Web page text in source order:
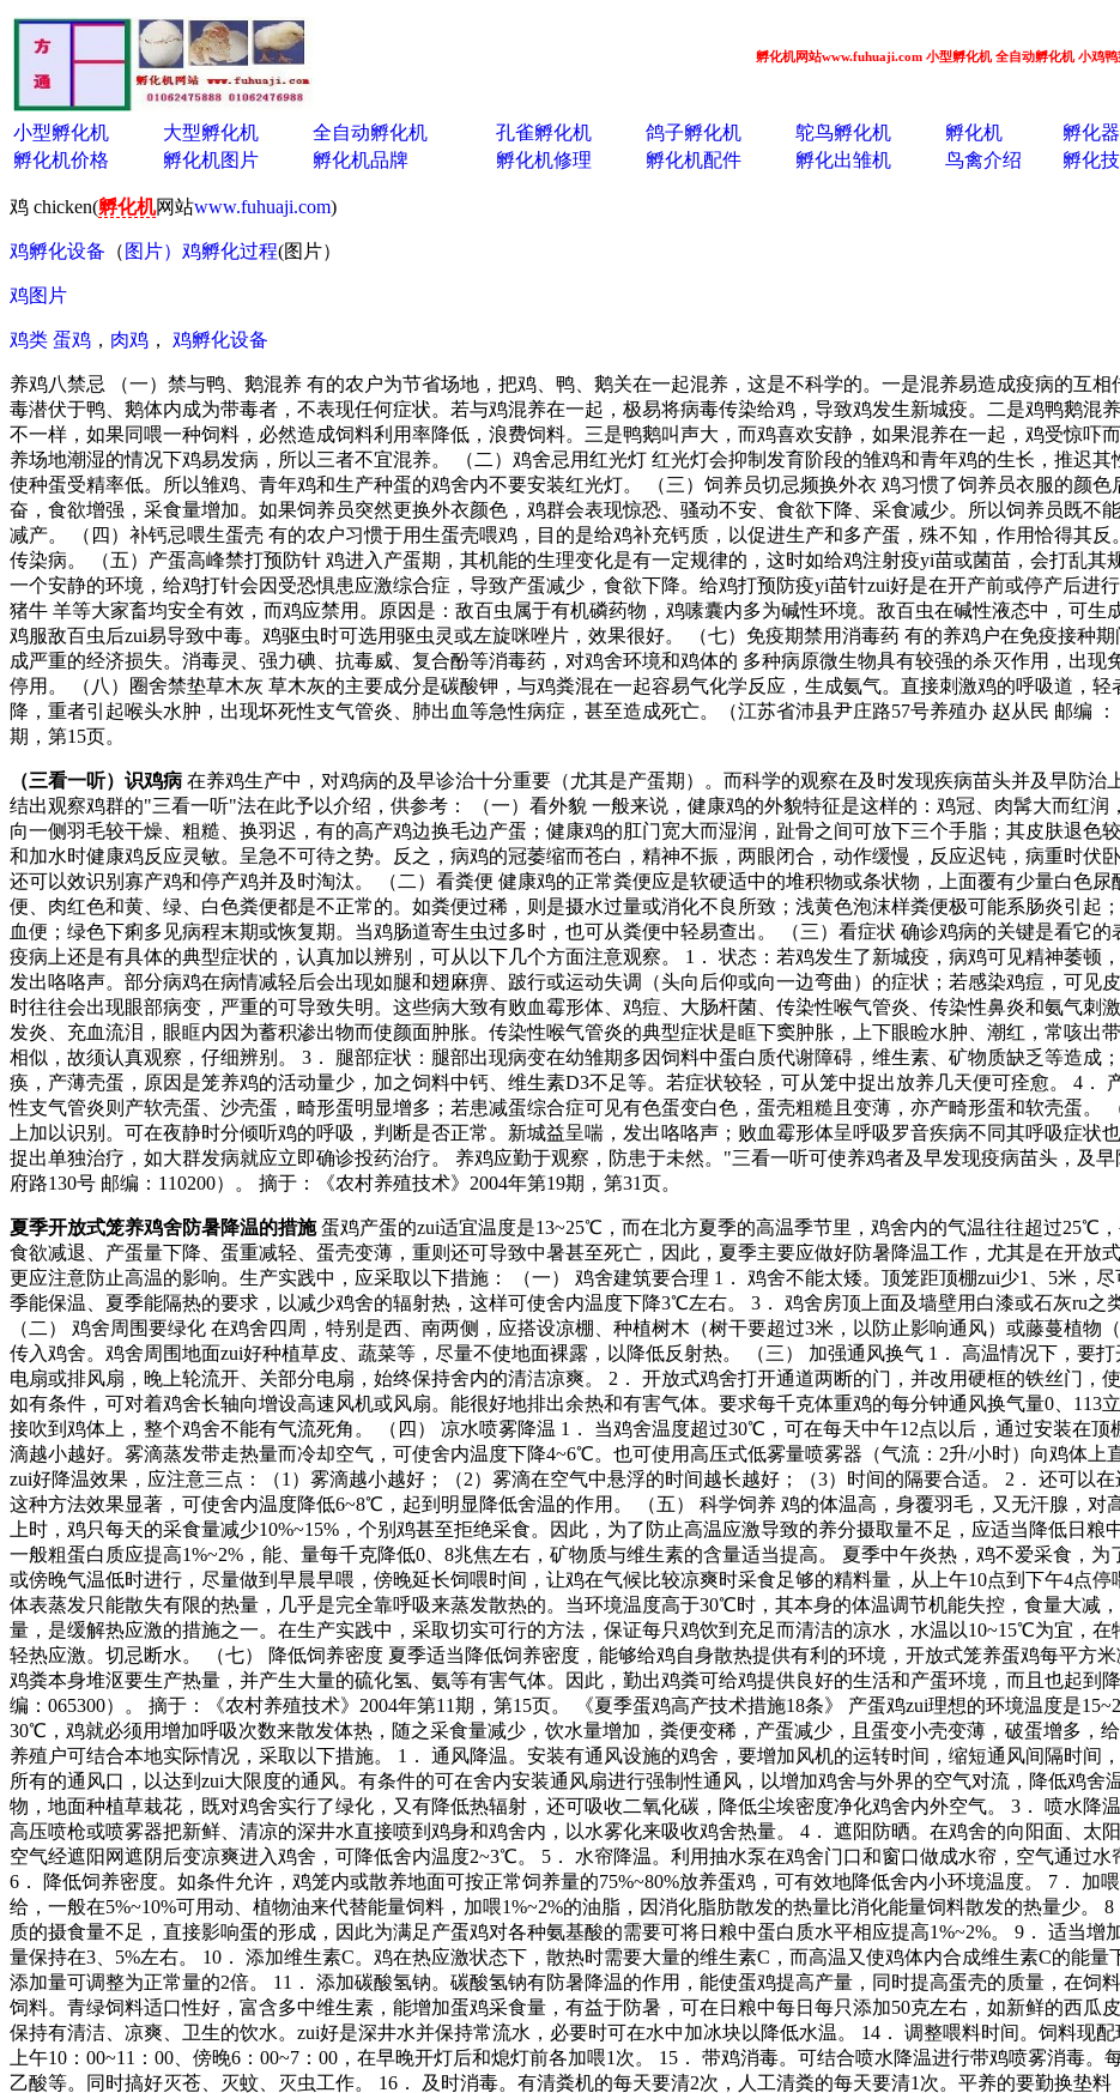
孵化机网站www.fuhuaji.com 小型孵化机 全自动孵化机 小鸡鸭鹅孔雀孵化
小型孵化机 大型孵化机 全自动孵化机 孔雀孵化机 鸽子孵化机 鸵鸟孵化机 孵化机 孵化器
孵化机价格
孵化机图片 孵化机品牌 孵化机修理 孵化机配件 孵化出雏机 鸟禽介绍 孵化
鸡 chicken(孵化机网站www.fuhuaji.com)
鸡孵化设备 （ 图片） 鸡孵化过程(图片）
鸡图片
鸡类 蛋鸡 ， 肉鸡 ， 鸡孵化设备
养鸡八禁忌 （一）禁与鸭、鹅混养 有的农户为节省场地，把鸡、鸭、鹅关在一起混养，这是不科学的。一是混养易造成疫病的互
毒潜伏于鸭、鹅体内成为带毒者，不表现任何症状。若与鸡混养在一起，极易将病毒传染给鸡，导致鸡发生新城疫。二是鸡鸭鹅混
不一样，如果同喂一种饲料，必然造成饲料利用率降低，浪费饲料。三是鸭鹅叫声大，而鸡喜欢安静，如果混养在一起，鸡受惊吓
养场地潮湿的情况下鸡易发病，所以三者不宜混养。 （二）鸡舍忌用红光灯 红光灯会抑制发育阶段的雏鸡和青年鸡的生长，推迟
使种蛋受精率低。所以雏鸡、青年鸡和生产种蛋的鸡舍内不要安装红光灯。 （三）饲养员切忌频换外衣 鸡习惯了饲养员衣服的颜
奋，食欲增强，采食量增加。如果饲养员突然更换外衣颜色，鸡群会表现惊恐、骚动不安、食欲下降、采食减少。所以饲养员既不
减产。 （四）补钙忌喂生蛋壳 有的农户习惯于用生蛋壳喂鸡，目的是给鸡补充钙质，以促进生产和多产蛋，殊不知，作用恰得其
传染病。 （五）产蛋高峰禁打预防针 鸡进入产蛋期，其机能的生理变化是有一定规律的，这时如给鸡注射疫yi苗或菌苗，会打乱
一个安静的环境，给鸡打针会因受恐惧患应激综合症，导致产蛋减少，食欲下降。给鸡打预防疫yi苗针zui好是在开产前或停产后进
猪牛 羊等大家畜均安全有效，而鸡应禁用。原因是：敌百虫属于有机磷药物，鸡嗉囊内多为碱性环境。敌百虫在碱性液态中，可生
鸡服敌百虫后zui易导致中毒。鸡驱虫时可选用驱虫灵或左旋咪唑片，效果很好。 （七）免疫期禁用消毒药 有的养鸡户在免疫接种
成严重的经济损失。消毒灵、强力碘、抗毒威、复合酚等消毒药，对鸡舍环境和鸡体的 多种病原微生物具有较强的杀灭作用，出
停用。 （八）圈舍禁垫草木灰 草木灰的主要成分是碳酸钾，与鸡粪混在一起容易气化学反应，生成氨气。直接刺激鸡的呼吸道，
降，重者引起喉头水肿，出现坏死性支气管炎、肺出血等急性病症，甚至造成死亡。（江苏省沛县尹庄路57号养殖办 赵从民 邮编
期，第15页。
（三看一听）识鸡病 在养鸡生产中，对鸡病的及早诊治十分重要（尤其是产蛋期）。而科学的观察在及时发现疾病苗头并及早防
结出观察鸡群的"三看一听"法在此予以介绍，供参考： （一）看外貌 一般来说，健康鸡的外貌特征是这样的：鸡冠、肉髯大而红
向一侧羽毛较干燥、粗糙、换羽迟，有的高产鸡边换毛边产蛋；健康鸡的肛门宽大而湿润，趾骨之间可放下三个手脂；其皮肤退色
和加水时健康鸡反应灵敏。呈急不可待之势。反之，病鸡的冠萎缩而苍白，精神不振，两眼闭合，动作缓慢，反应迟钝，病重时伏
还可以效识别寡产鸡和停产鸡并及时淘汰。 （二）看粪便 健康鸡的正常粪便应是软硬适中的堆积物或条状物，上面覆有少量白色
便、肉红色和黄、绿、白色粪便都是不正常的。如粪便过稀，则是摄水过量或消化不良所致；浅黄色泡沫样粪便极可能系肠炎引起
血便；绿色下痢多见病程末期或恢复期。当鸡肠道寄生虫过多时，也可从粪便中轻易查出。 （三）看症状 确诊鸡病的关键是看它
疫病上还是有具体的典型症状的，认真加以辨别，可从以下几个方面注意观察。 1． 状态：若鸡发生了新城疫，病鸡可见精神萎顿
发出咯咯声。部分病鸡在病情减轻后会出现如腿和翅麻痹、跛行或运动失调（头向后仰或向一边弯曲）的症状；若感染鸡痘，可见
时往往会出现眼部病变，严重的可导致失明。这些病大致有败血霉形体、鸡痘、大肠杆菌、传染性喉气管炎、传染性鼻炎和氨气刺
发炎、充血流泪，眼眶内因为蓄积渗出物而使颜面肿胀。传染性喉气管炎的典型症状是眶下窦肿胀，上下眼睑水肿、潮红，常咳出
相似，故须认真观察，仔细辨别。 3． 腿部症状：腿部出现病变在幼雏期多因饲料中蛋白质代谢障碍，维生素、矿物质缺乏等造成
痪，产薄壳蛋，原因是笼养鸡的活动量少，加之饲料中钙、维生素D3不足等。若症状较轻，可从笼中捉出放养几天便可痊愈。 4．
性支气管炎则产软壳蛋、沙壳蛋，畸形蛋明显增多；若患减蛋综合症可见有色蛋变白色，蛋壳粗糙且变薄，亦产畸形蛋和软壳蛋。
上加以识别。可在夜静时分倾听鸡的呼吸，判断是否正常。新城益呈喘，发出咯咯声；败血霉形体呈呼吸罗音疾病不同其呼吸症
捉出单独治疗，如大群发病就应立即确诊投药治疗。 养鸡应勤于观察，防患于未然。"三看一听可使养鸡者及早发现疫病苗头，及
府路130号 邮编：110200）。 摘于：《农村养殖技术》2004年第19期，第31页。
夏季开放式笼养鸡舍防暑降温的措施蛋鸡产蛋的zui适宜温度是13~25℃，而在北方夏季的高温季节里，鸡舍内的气温往往超过25℃
食欲减退、产蛋量下降、蛋重减轻、蛋壳变薄，重则还可导致中暑甚至死亡，因此，夏季主要应做好防暑降温工作，尤其是在开放
更应注意防止高温的影响。生产实践中，应采取以下措施： （一） 鸡舍建筑要合理 1． 鸡舍不能太矮。顶笼距顶棚zui少1、5米，
季能保温、夏季能隔热的要求，以减少鸡舍的辐射热，这样可使舍内温度下降3℃左右。 3． 鸡舍房顶上面及墙壁用白漆或石灰ru之
（二） 鸡舍周围要绿化 在鸡舍四周，特别是西、南两侧，应搭设凉棚、种植树木（树干要超过3米，以防止影响通风）或藤蔓植
传入鸡舍。鸡舍周围地面zui好种植草皮、蔬菜等，尽量不使地面裸露，以降低反射热。 （三） 加强通风换气 1． 高温情况下，要
电扇或排风扇，晚上轮流开、关部分电扇，始终保持舍内的清洁凉爽。 2． 开放式鸡舍打开通道两断的门，并改用硬框的铁丝门，
如有条件，可对着鸡舍长轴向增设高速风机或风扇。能很好地排出余热和有害气体。要求每千克体重鸡的每分钟通风换气量0、113
接吹到鸡体上，整个鸡舍不能有气流死角。 （四） 凉水喷雾降温 1． 当鸡舍温度超过30℃，可在每天中午12点以后，通过安装在
滴越小越好。雾滴蒸发带走热量而冷却空气，可使舍内温度下降4~6℃。也可使用高压式低雾量喷雾器（气流：2升/小时）向鸡体
zui好降温效果，应注意三点：（1）雾滴越小越好；（2）雾滴在空气中悬浮的时间越长越好；（3）时间的隔要合适。 2． 还可以
这种方法效果显著，可使舍内温度降低6~8℃，起到明显降低舍温的作用。 （五） 科学饲养 鸡的体温高，身覆羽毛，又无汗腺，
上时，鸡只每天的采食量减少10%~15%，个别鸡甚至拒绝采食。因此，为了防止高温应激导致的养分摄取量不足，应适当降低日粮
一般粗蛋白质应提高1%~2%，能、量每千克降低0、8兆焦左右，矿物质与维生素的含量适当提高。 夏季中午炎热，鸡不爱采食，
或傍晚气温低时进行，尽量做到早晨早喂，傍晚延长饲喂时间，让鸡在气候比较凉爽时采食足够的精料量，从上午10点到下午4点
体表蒸发只能散失有限的热量，几乎是完全靠呼吸来蒸发散热的。当环境温度高于30℃时，其本身的体温调节机能失控，食量大减
量，是缓解热应激的措施之一。在生产实践中，采取切实可行的方法，保证每只鸡饮到充足而清洁的凉水，水温以10~15℃为宜，
轻热应激。切忌断水。 （七） 降低饲养密度 夏季适当降低饲养密度，能够给鸡自身散热提供有利的环境，开放式笼养蛋鸡每平方
鸡粪本身堆沤要生产热量，并产生大量的硫化氢、氨等有害气体。因此，勤出鸡粪可给鸡提供良好的生活和产蛋环境，而且也起到
编：065300）。 摘于：《农村养殖技术》2004年第11期，第15页。 《夏季蛋鸡高产技术措施18条》 产蛋鸡zui理想的环境温度是
30℃，鸡就必须用增加呼吸次数来散发体热，随之采食量减少，饮水量增加，粪便变稀，产蛋减少，且蛋变小壳变薄，破蛋增多，
养殖户可结合本地实际情况，采取以下措施。 1． 通风降温。安装有通风设施的鸡舍，要增加风机的运转时间，缩短通风间隔时间
所有的通风口，以达到zui大限度的通风。有条件的可在舍内安装通风扇进行强制性通风，以增加鸡舍与外界的空气对流，降低鸡舍
物，地面种植草栽花，既对鸡舍实行了绿化，又有降低热辐射，还可吸收二氧化碳，降低尘埃密度净化鸡舍内外空气。 3． 喷水降
高压喷枪或喷雾器把新鲜、清凉的深井水直接喷到鸡身和鸡舍内，以水雾化来吸收鸡舍热量。 4． 遮阳防晒。在鸡舍的向阳面、太
空气经遮阳网遮阴后变凉爽进入鸡舍，可降低舍内温度2~3℃。 5． 水帘降温。利用抽水泵在鸡舍门口和窗口做成水帘，空气通过
6． 降低饲养密度。如条件允许，鸡笼内或散养地面可按正常饲养量的75%~80%放养蛋鸡，可有效地降低舍内小环境温度。 7． 加
给，一般在5%~10%可用动、植物油来代替能量饲料，加喂1%~2%的油脂，因消化脂肪散发的热量比消化能量饲料散发的热量少。
质的摄食量不足，直接影响蛋的形成，因此为满足产蛋鸡对各种氨基酸的需要可将日粮中蛋白质水平相应提高1%~2%。 9． 适当
量保持在3、5%左右。 10． 添加维生素C。鸡在热应激状态下，散热时需要大量的维生素C，而高温又使鸡体内合成维生素C的能
添加量可调整为正常量的2倍。 11． 添加碳酸氢钠。碳酸氢钠有防暑降温的作用，能使蛋鸡提高产量，同时提高蛋壳的质量，在饲
饲料。青绿饲料适口性好，富含多中维生素，能增加蛋鸡采食量，有益于防暑，可在日粮中每日每只添加50克左右，如新鲜的西瓜
保持有清洁、凉爽、卫生的饮水。zui好是深井水并保持常流水，必要时可在水中加冰块以降低水温。 14． 调整喂料时间。饲料现配
上午10：00~11：00、傍晚6：00~7：00，在早晚开灯后和熄灯前各加喂1次。 15． 带鸡消毒。可结合喷水降温进行带鸡喷雾消毒
乙酸等。同时搞好灭苍、灭蚊、灭虫工作。 16． 及时消毒。有清粪机的每天要清2次，人工清粪的每天要清1次。平养的要勤换垫料